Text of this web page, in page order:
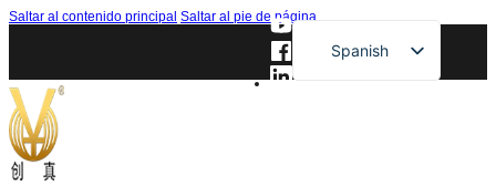
Saltar al contenido principal Saltar al pie de página
Spanish
English